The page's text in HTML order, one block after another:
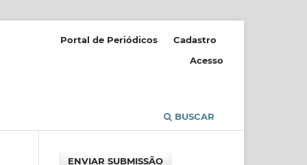
BUSCAR
Portal de Periódicos
Cadastro
Acesso
ENVIAR SUBMISSÃO